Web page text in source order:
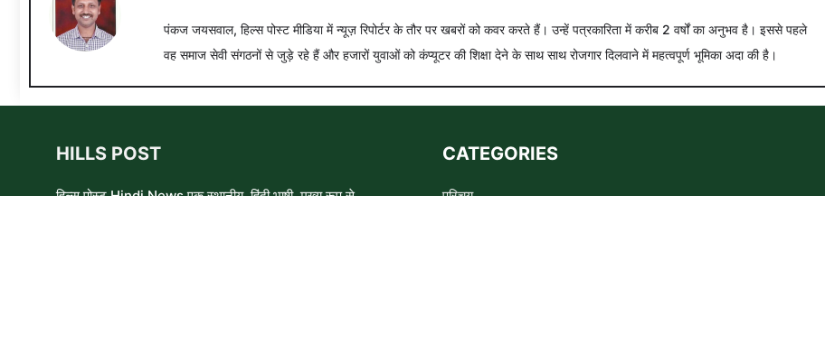
पंकज जयसवाल, हिल्स पोस्ट मीडिया में न्यूज़ रिपोर्टर के तौर पर खबरों को कवर करते हैं। उन्हें पत्रकारिता में करीब 2 वर्षों का अनुभव है। इससे पहले
वह समाज सेवी संगठनों से जुड़े रहे हैं और हजारों युवाओं को कंप्यूटर की शिक्षा देने के साथ साथ रोजगार दिलवाने में महत्वपूर्ण भूमिका अदा की है।
HILLS POST
हिल्स पोस्ट Hindi News एक स्थानीय, हिंदी भाषी, मुख्य रूप से
CATEGORIES
परिचय